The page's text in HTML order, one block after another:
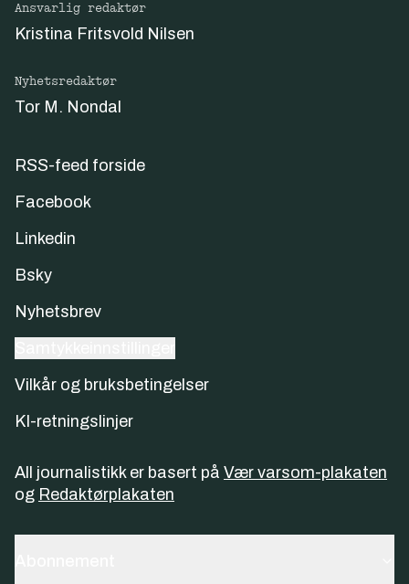
Ansvarlig redaktør
Kristina Fritsvold Nilsen
Nyhetsredaktør
Tor M. Nondal
RSS-feed forside
Facebook
Linkedin
Bsky
Nyhetsbrev
Vilkår og bruksbetingelser
KI-retningslinjer
All journalistikk er basert på Vær varsom-plakaten
og Redaktørplakaten